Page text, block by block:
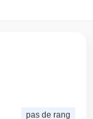
pas de rang